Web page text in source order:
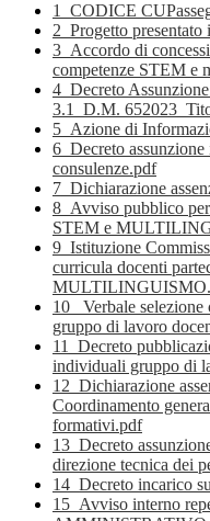
1_CODICE
2_Progetto
3_Accordo di
competenze STEM e
4_Decreto
3.1_D.M.
5_Azione di
6_Decreto
consulenze.pdf
7_Dichiarazione
8_Avviso pubblico
STEM e
9_Istituzione
curricula docenti
10_ Verbale
gruppo di lavoro
11_Decreto
individuali gruppo di
12_Dichiarazione
Coordinamento
formativi.pdf
13_Decreto
direzione tecnica dei
14_Decreto incarico
15_Avviso interno